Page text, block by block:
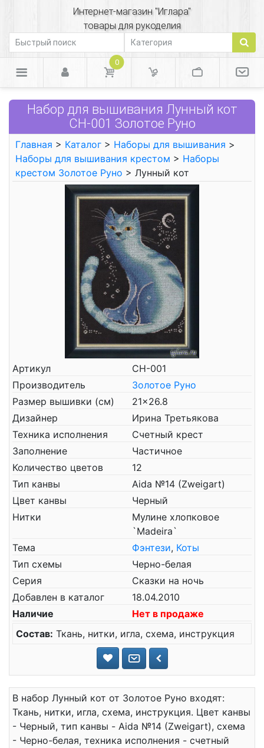
Интернет-магазин "Иглара"
товары для рукоделия
0
Набор для вышивания Лунный кот
СН-001 Золотое Руно
Главная > Каталог > Наборы для вышивания >
Наборы для вышивания крестом > Наборы
крестом Золотое Руно > Лунный кот
Артикул
СН-001
Производитель
Золотое Руно
Размер вышивки (см)
21x26.8
Дизайнер
Ирина Третьякова
Техника исполнения
Счетный крест
Заполнение
Частичное
Количество цветов
12
Тип канвы
Aida №14 (Zweigart)
Цвет канвы
Черный
Нитки
Мулине хлопковое
`Madeira`
Тема
Фэнтези, Коты
Тип схемы
Черно-белая
Серия
Сказки на ночь
Добавлен в каталог
18.04.2010
Наличие
Нет в продаже
Состав: Ткань, нитки, игла, схема, инструкция
В набор Лунный кот от Золотое Руно входят:
Ткань, нитки, игла, схема, инструкция. Цвет канвы
- Черный, тип канвы - Aida №14 (Zweigart), схема
- Черно-белая, техника исполнения - счетный